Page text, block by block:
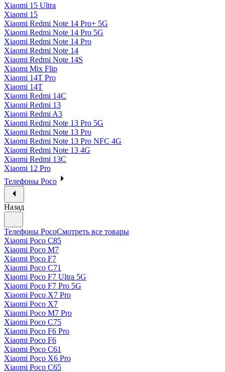
Xiaomi 15 Ultra
Xiaomi 15
Xiaomi Redmi Note 14 Pro+ 5G
Xiaomi Redmi Note 14 Pro 5G
Xiaomi Redmi Note 14 Pro
Xiaomi Redmi Note 14
Xiaomi Redmi Note 14S
Xiaomi Mix Flip
Xiaomi 14T Pro
Xiaomi 14T
Xiaomi Redmi 14C
Xiaomi Redmi 13
Xiaomi Redmi A3
Xiaomi Redmi Note 13 Pro 5G
Xiaomi Redmi Note 13 Pro
Xiaomi Redmi Note 13 Pro NFC 4G
Xiaomi Redmi Note 13 4G
Xiaomi Redmi 13C
Xiaomi 12 Pro
Телефоны Poco
Назад
Телефоны PocoСмотреть все товары
Xiaomi Poco C85
Xiaomi Poco M7
Xiaomi Poco F7
Xiaomi Poco C71
Xiaomi Poco F7 Ultra 5G
Xiaomi Poco F7 Pro 5G
Xiaomi Poco X7 Pro
Xiaomi Poco X7
Xiaomi Poco M7 Pro
Xiaomi Poco C75
Xiaomi Poco F6 Pro
Xiaomi Poco F6
Xiaomi Poco C61
Xiaomi Poco X6 Pro
Xiaomi Poco C65